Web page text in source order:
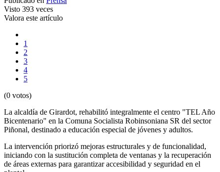
Visto 393 veces
Valora este artículo
1
2
3
4
5
(0 votos)
La alcaldía de Girardot, rehabilitó integralmente el centro "TEL Año
Bicentenario" en la Comuna Socialista Robinsoniana SR del sector
Piñonal, destinado a educación especial de jóvenes y adultos.
La intervención priorizó mejoras estructurales y de funcionalidad,
iniciando con la sustitución completa de ventanas y la recuperación
de áreas externas para garantizar accesibilidad y seguridad en el